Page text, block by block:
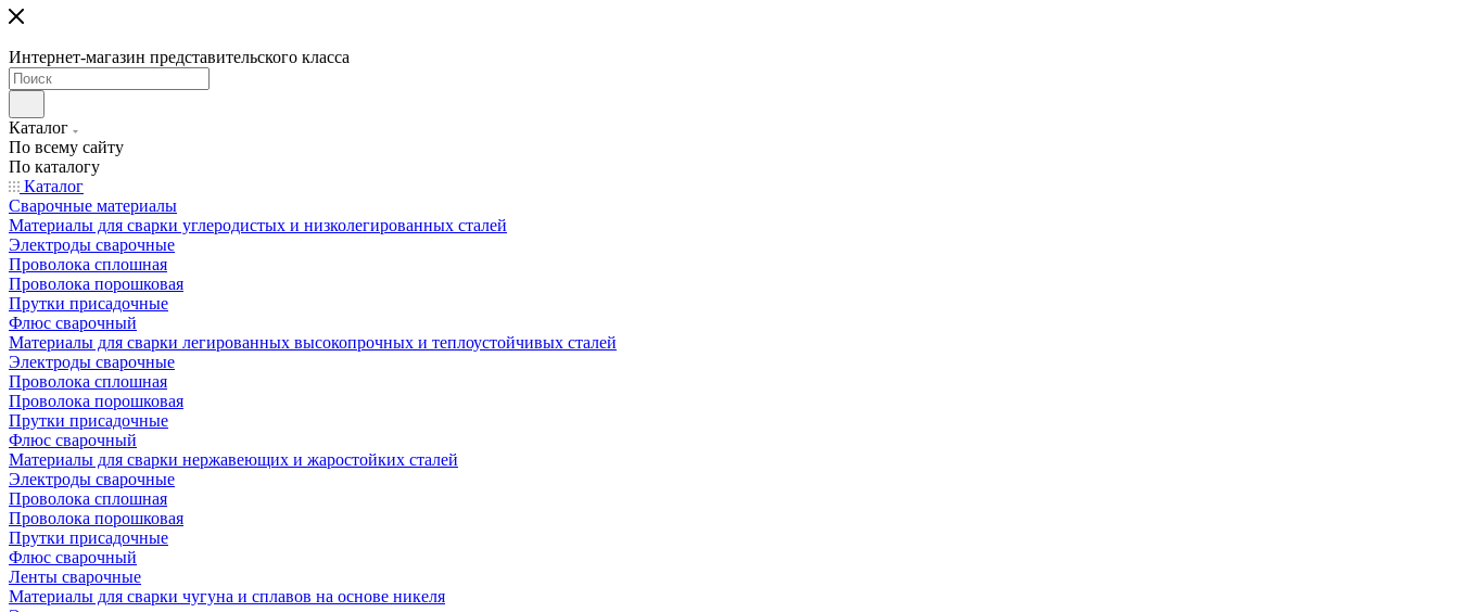
Интернет-магазин представительского класса
Каталог
По всему сайту
По каталогу
Каталог
Сварочные материалы
Материалы для сварки углеродистых и низколегированных сталей
Электроды сварочные
Проволока сплошная
Проволока порошковая
Прутки присадочные
Флюс сварочный
Материалы для сварки легированных высокопрочных и теплоустойчивых сталей
Электроды сварочные
Проволока сплошная
Проволока порошковая
Прутки присадочные
Флюс сварочный
Материалы для сварки нержавеющих и жаростойких сталей
Электроды сварочные
Проволока сплошная
Проволока порошковая
Прутки присадочные
Флюс сварочный
Ленты сварочные
Материалы для сварки чугуна и сплавов на основе никеля